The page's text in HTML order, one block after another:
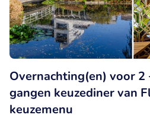
Overnachting(en) voor
gangen keuzediner van
keuzemenu